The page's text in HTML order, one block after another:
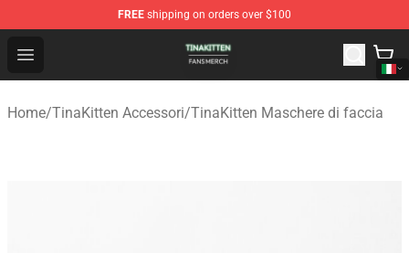
FREE shipping on orders over $100
Open menu
TinaKitten Shop - Official TinaKitten Merchandise Store
Home/TinaKitten Accessori/TinaKitten Maschere di faccia